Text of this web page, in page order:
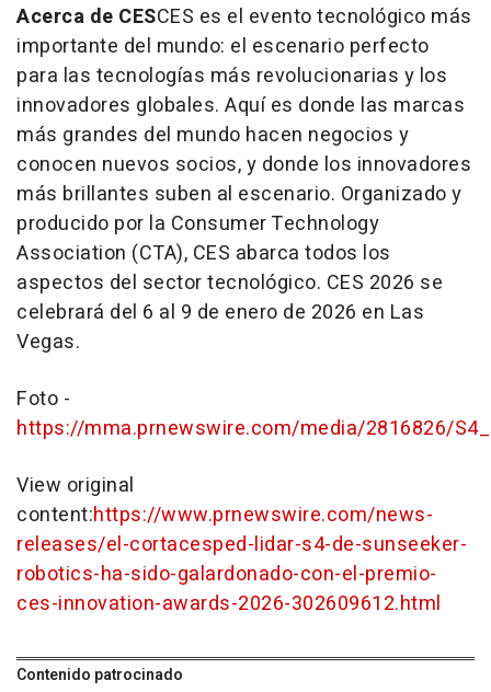
Acerca de CESCES es el evento tecnológico más
importante del mundo: el escenario perfecto
para las tecnologías más revolucionarias y los
innovadores globales. Aquí es donde las marcas
más grandes del mundo hacen negocios y
conocen nuevos socios, y donde los innovadores
más brillantes suben al escenario. Organizado y
producido por la Consumer Technology
Association (CTA), CES abarca todos los
aspectos del sector tecnológico. CES 2026 se
celebrará del 6 al 9 de enero de 2026 en Las
Vegas.
Foto -
https://mma.prnewswire.com/media/2816826/
View original
content:https://www.prnewswire.com/news-
releases/el-cortacesped-lidar-s4-de-sunseeker-
robotics-ha-sido-galardonado-con-el-premio-
ces-innovation-awards-2026-302609612.html
Contenido patrocinado